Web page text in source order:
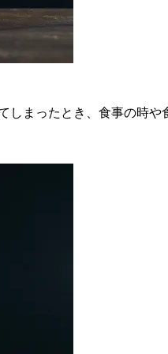
しまったとき、食事の時や